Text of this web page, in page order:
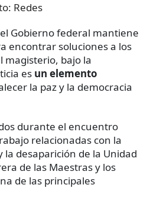
Redes
Gobierno federal mantiene
encontrar soluciones a los
magisterio, bajo la
es un elemento
la paz y la democracia
durante el encuentro
relacionadas con la
la desaparición de la Unidad
de las Maestras y los
de las principales